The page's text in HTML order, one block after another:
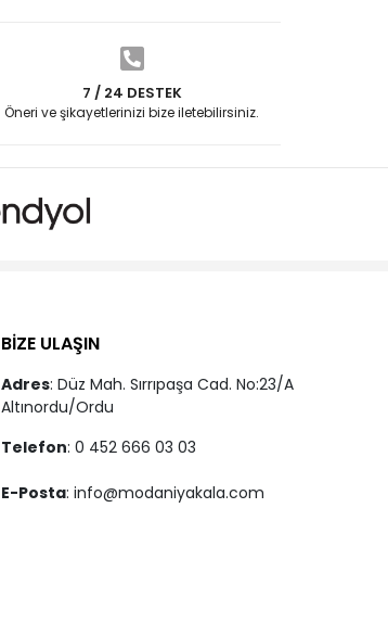
7 / 24 DESTEK
Öneri ve şikayetlerinizi bize iletebilirsiniz.
BİZE ULAŞIN
Adres: Düz Mah. Sırrıpaşa Cad. No:23/A
Altınordu/Ordu
Telefon: 0 452 666 03 03
E-Posta: info@modaniyakala.com